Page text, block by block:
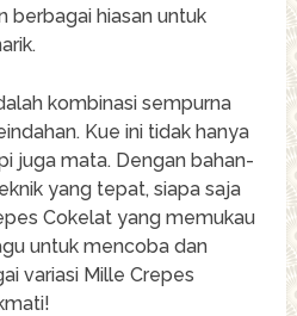
berbagai hiasan untuk
kombinasi sempurna
Kue ini tidak hanya
juga mata. Dengan bahan-
yang tepat, siapa saja
Cokelat yang memukau
untuk mencoba dan
variasi Mille Crepes